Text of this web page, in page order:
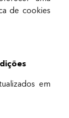
de cookies
em